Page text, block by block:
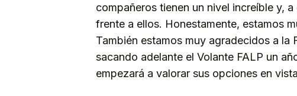
compañeros tienen un nivel increíble y,
frente a ellos. Honestamente, estamos
También estamos muy agradecidos a la
sacando adelante el Volante FALP un
empezará a valorar sus opciones en